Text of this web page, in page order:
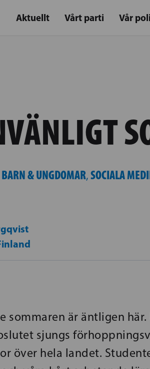
Aktuellt Vårt parti Vår
BARN & UNGDOMAR,SOCIALA
sommaren är äntligen
sjungs
över hela landet.